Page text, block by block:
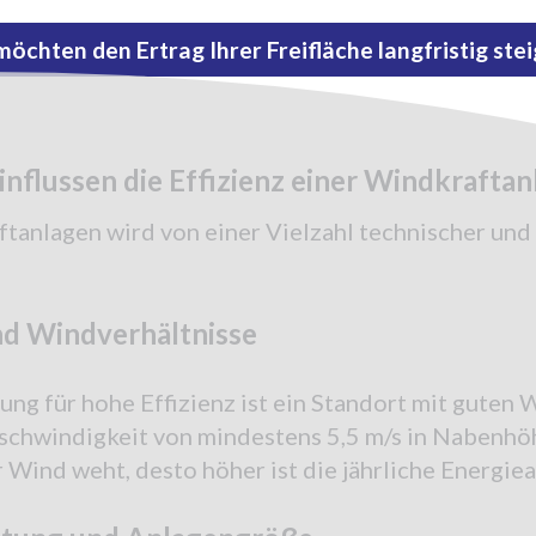
den Ertrag Ihrer Freifläche langfristig
die Effizienz einer
wird von einer Vielzahl technischer
Windverhältnisse
für hohe Effizienz ist ein Standort mit guten
von mindestens 5,5 m/s in
weht, desto höher ist die jährliche